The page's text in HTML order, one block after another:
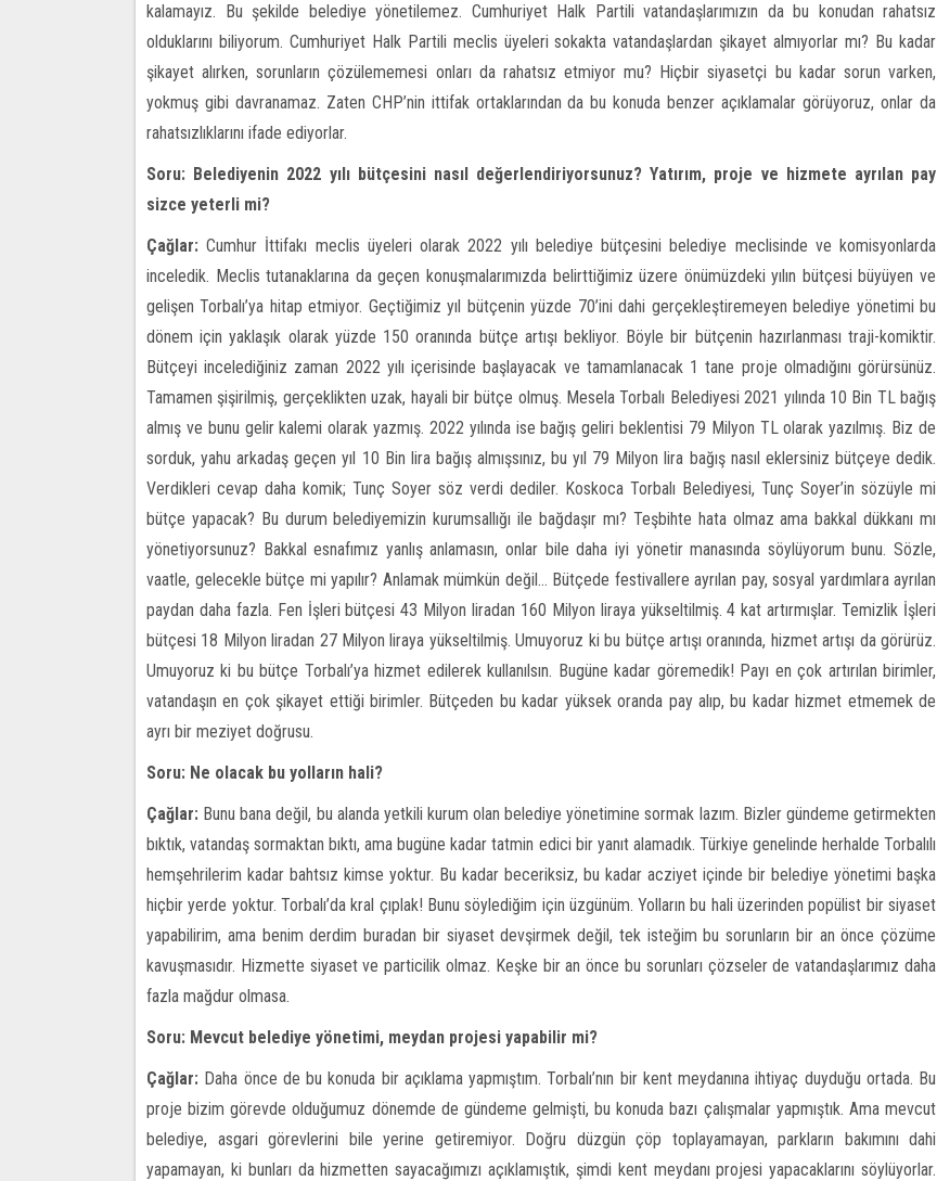
kalamayız. Bu şekilde belediye yönetilemez. Cumhuriyet Halk Partili vatandaşlarımızın da bu konudan rahatsız
olduklarını biliyorum. Cumhuriyet Halk Partili meclis üyeleri sokakta vatandaşlardan şikayet almıyorlar mı? Bu kadar
şikayet alırken, sorunların çözülememesi onları da rahatsız etmiyor mu? Hiçbir siyasetçi bu kadar sorun varken,
yokmuş gibi davranamaz. Zaten CHP’nin ittifak ortaklarından da bu konuda benzer açıklamalar görüyoruz, onlar da
rahatsızlıklarını ifade ediyorlar.
Soru: Belediyenin 2022 yılı bütçesini nasıl değerlendiriyorsunuz? Yatırım, proje ve hizmete ayrılan pay
sizce yeterli mi?
Çağlar: Cumhur İttifakı meclis üyeleri olarak 2022 yılı belediye bütçesini belediye meclisinde ve komisyonlarda
inceledik. Meclis tutanaklarına da geçen konuşmalarımızda belirttiğimiz üzere önümüzdeki yılın bütçesi büyüyen ve
gelişen Torbalı’ya hitap etmiyor. Geçtiğimiz yıl bütçenin yüzde 70’ini dahi gerçekleştiremeyen belediye yönetimi bu
dönem için yaklaşık olarak yüzde 150 oranında bütçe artışı bekliyor. Böyle bir bütçenin hazırlanması traji-komiktir.
Bütçeyi incelediğiniz zaman 2022 yılı içerisinde başlayacak ve tamamlanacak 1 tane proje olmadığını görürsünüz.
Tamamen şişirilmiş, gerçeklikten uzak, hayali bir bütçe olmuş. Mesela Torbalı Belediyesi 2021 yılında 10 Bin TL bağış
almış ve bunu gelir kalemi olarak yazmış. 2022 yılında ise bağış geliri beklentisi 79 Milyon TL olarak yazılmış. Biz de
sorduk, yahu arkadaş geçen yıl 10 Bin lira bağış almışsınız, bu yıl 79 Milyon lira bağış nasıl eklersiniz bütçeye dedik.
Verdikleri cevap daha komik; Tunç Soyer söz verdi dediler. Koskoca Torbalı Belediyesi, Tunç Soyer’in sözüyle mi
bütçe yapacak? Bu durum belediyemizin kurumsallığı ile bağdaşır mı? Teşbihte hata olmaz ama bakkal dükkanı mı
yönetiyorsunuz? Bakkal esnafımız yanlış anlamasın, onlar bile daha iyi yönetir manasında söylüyorum bunu. Sözle,
vaatle, gelecekle bütçe mi yapılır? Anlamak mümkün değil… Bütçede festivallere ayrılan pay, sosyal yardımlara ayrılan
paydan daha fazla. Fen İşleri bütçesi 43 Milyon liradan 160 Milyon liraya yükseltilmiş. 4 kat artırmışlar. Temizlik İşleri
bütçesi 18 Milyon liradan 27 Milyon liraya yükseltilmiş. Umuyoruz ki bu bütçe artışı oranında, hizmet artışı da görürüz.
Umuyoruz ki bu bütçe Torbalı’ya hizmet edilerek kullanılsın. Bugüne kadar göremedik! Payı en çok artırılan birimler,
vatandaşın en çok şikayet ettiği birimler. Bütçeden bu kadar yüksek oranda pay alıp, bu kadar hizmet etmemek de
ayrı bir meziyet doğrusu.
Soru: Ne olacak bu yolların hali?
Çağlar: Bunu bana değil, bu alanda yetkili kurum olan belediye yönetimine sormak lazım. Bizler gündeme getirmekten
bıktık, vatandaş sormaktan bıktı, ama bugüne kadar tatmin edici bir yanıt alamadık. Türkiye genelinde herhalde Torbalılı
hemşehrilerim kadar bahtsız kimse yoktur. Bu kadar beceriksiz, bu kadar acziyet içinde bir belediye yönetimi başka
hiçbir yerde yoktur. Torbalı’da kral çıplak! Bunu söylediğim için üzgünüm. Yolların bu hali üzerinden popülist bir siyaset
yapabilirim, ama benim derdim buradan bir siyaset devşirmek değil, tek isteğim bu sorunların bir an önce çözüme
kavuşmasıdır. Hizmette siyaset ve particilik olmaz. Keşke bir an önce bu sorunları çözseler de vatandaşlarımız daha
fazla mağdur olmasa.
Soru: Mevcut belediye yönetimi, meydan projesi yapabilir mi?
Çağlar: Daha önce de bu konuda bir açıklama yapmıştım. Torbalı’nın bir kent meydanına ihtiyaç duyduğu ortada. Bu
proje bizim görevde olduğumuz dönemde de gündeme gelmişti, bu konuda bazı çalışmalar yapmıştık. Ama mevcut
belediye, asgari görevlerini bile yerine getiremiyor. Doğru düzgün çöp toplayamayan, parkların bakımını dahi
yapamayan, ki bunları da hizmetten sayacağımızı açıklamıştık, şimdi kent meydanı projesi yapacaklarını söylüyorlar.